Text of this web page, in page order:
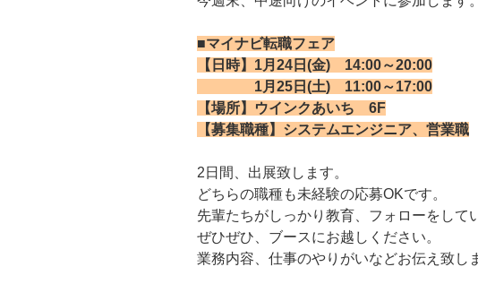
■マイナビ転職フェア
【日時】1月24日(金) 14:00～20:00
1月25日(土) 11:00～17:00
【場所】ウインクあいち 6F
【募集職種】システムエンジニア、営業職
2日間、出展致します。
どちらの職種も未経験の応募OKです。
先輩たちがしっかり教育、フォローをして
ぜひぜひ、ブースにお越しください。
業務内容、仕事のやりがいなどお伝え致し